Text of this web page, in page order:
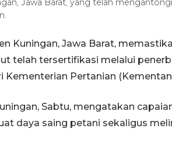
Jawa Barat, yang telah
Kuningan, Jawa Barat,
telah tersertifikasi melalui
Kementerian Pertanian
Sabtu, mengatakan
daya saing petani sekaligus